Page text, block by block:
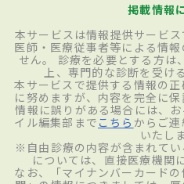
斑）の状態を確認し、
うかを調べる。高齢の
斑変性症の可能性もあ
となる。鑑別は別の造
査で可能だ。眼底検査
れが発見され、中心性
疑われた場合は、蛍光
掲載情報
本サービスは情報提供サービ
医師・医療従事者等による情
せん。 診療を必要とする方は
上、専門的な診断を受け
本サービスで提供する情報の
に努めますが、内容を完全に
情報に誤りがある場合には、
イル編集部まで こちら からご
いたし
※自由診療の内容が含まれて
については、直接医療機関
なお、「マイナンバーカード